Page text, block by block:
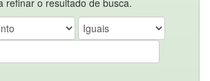
refinar o resultado de busca.